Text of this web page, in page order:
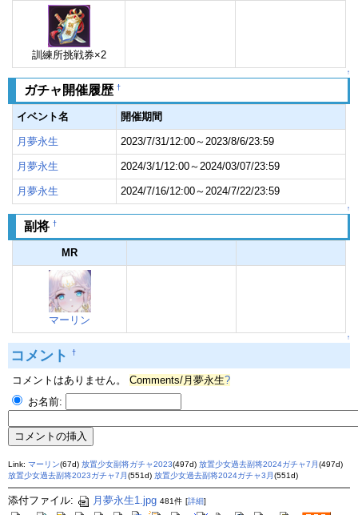
訓練所挑戦券×2
↑
ガチャ開催履歴 †
イベント名 開催期間
月夢永生 2023/7/31/12:00～2023/8/6/23:59
月夢永生 2024/3/1/12:00～2024/03/07/23:59
月夢永生 2024/7/16/12:00～2024/7/22/23:59
↑
副将 †
MR
マーリン
↑
コメント †
コメントはありません。 Comments/月夢永生?
お名前:
Link: マーリン(67d) 放置少女副将ガチャ2023(497d) 放置少女過去副将2024ガチャ7月(497d)
放置少女過去副将2023ガチャ7月(551d) 放置少女過去副将2024ガチャ3月(551d)
添付ファイル: 月夢永生1.jpg 481件 [詳細]